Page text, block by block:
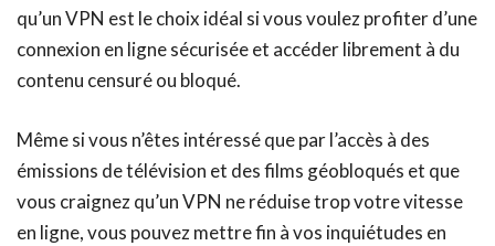
qu’un VPN est le choix idéal si vous voulez profiter d’une
connexion en ligne sécurisée et accéder librement à du
contenu censuré ou bloqué.
Même si vous n’êtes intéressé que par l’accès à des
émissions de télévision et des films géobloqués et que
vous craignez qu’un VPN ne réduise trop votre vitesse
en ligne, vous pouvez mettre fin à vos inquiétudes en